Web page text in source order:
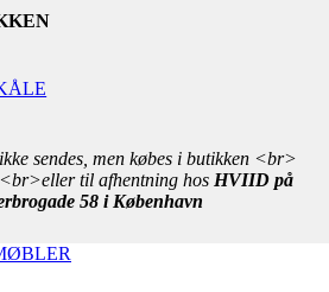
sendes, men købes i butikken <br>
til afhentning hos HVIID på
58 i København